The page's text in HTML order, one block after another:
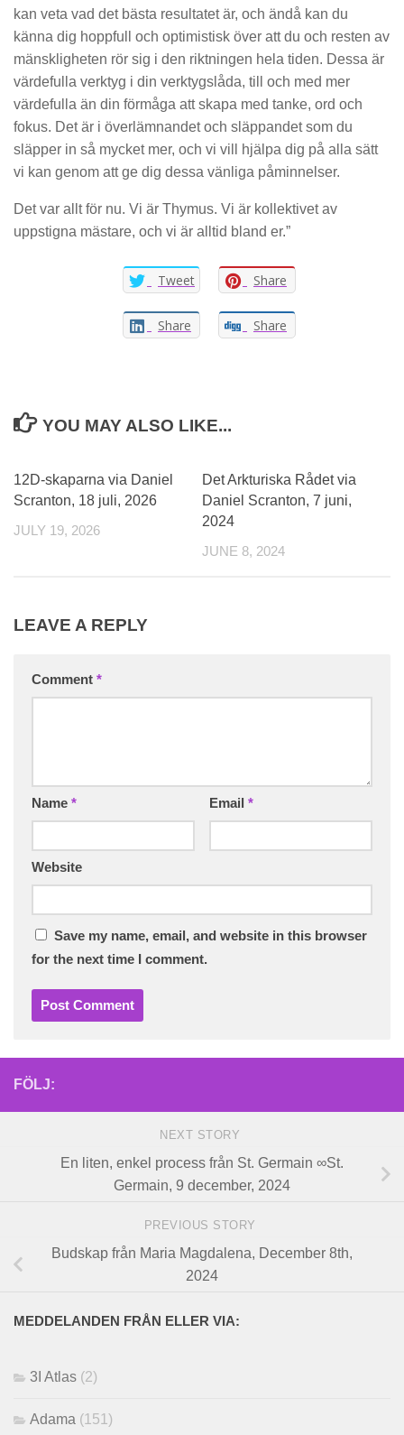
kan veta vad det bästa resultatet är, och ändå kan du
känna dig hoppfull och optimistisk över att du och resten av
mänskligheten rör sig i den riktningen hela tiden. Dessa är
värdefulla verktyg i din verktygslåda, till och med mer
värdefulla än din förmåga att skapa med tanke, ord och
fokus. Det är i överlämnandet och släppandet som du
släpper in så mycket mer, och vi vill hjälpa dig på alla sätt
vi kan genom att ge dig dessa vänliga påminnelser.
Det var allt för nu. Vi är Thymus. Vi är kollektivet av
uppstigna mästare, och vi är alltid bland er.”
Tweet Share
Share Share
YOU MAY ALSO LIKE...
12D-skaparna via Daniel
Scranton, 18 juli, 2026
JULY 19, 2026
Det Arkturiska Rådet via
Daniel Scranton, 7 juni,
2024
JUNE 8, 2024
LEAVE A REPLY
Comment *
Name * Email *
Website
Save my name, email, and website in this browser
for the next time I comment.
FÖLJ:
NEXT STORY
En liten, enkel process från St. Germain ∞St.
Germain, 9 december, 2024
PREVIOUS STORY
Budskap från Maria Magdalena, December 8th,
2024
MEDDELANDEN FRÅN ELLER VIA:
3I Atlas (2)
Adama (151)